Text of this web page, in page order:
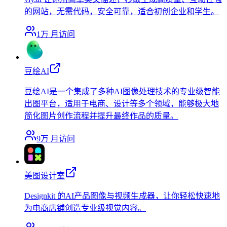
的网站，无需代码，安全可靠，适合初创企业和学生。
1万 月访问
豆绘AI
豆绘AI是一个集成了多种AI图像处理技术的专业级智能
出图平台，适用于电商、设计等多个领域，能够极大地
简化图片创作流程并提升最终作品的质量。
9万 月访问
美图设计室
Designkit 的AI产品图像与视频生成器，让你轻松快速地
为电商店铺创造专业级视觉内容。